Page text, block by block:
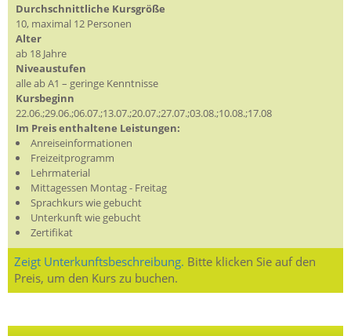
Durchschnittliche Kursgröße
10, maximal 12 Personen
Alter
ab 18 Jahre
Niveaustufen
alle ab A1 – geringe Kenntnisse
Kursbeginn
22.06.;29.06.;06.07.;13.07.;20.07.;27.07.;03.08.;10.08.;17.08
Im Preis enthaltene Leistungen:
Anreiseinformationen
Freizeitprogramm
Lehrmaterial
Mittagessen Montag - Freitag
Sprachkurs wie gebucht
Unterkunft wie gebucht
Zertifikat
Zeigt Unterkunftsbeschreibung. Bitte klicken Sie auf den
Preis, um den Kurs zu buchen.